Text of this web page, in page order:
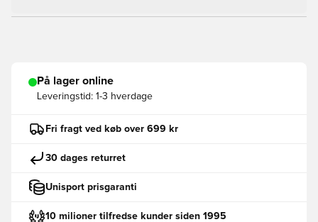
På lager online
Leveringstid: 1-3 hverdage
Fri fragt ved køb over 699 kr
30 dages returret
Unisport prisgaranti
10 milioner tilfredse kunder siden 1995